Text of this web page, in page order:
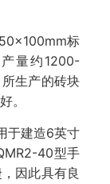
标
量约1200-
生产的砖块
。
于建造6英寸
40型手
因此具有良